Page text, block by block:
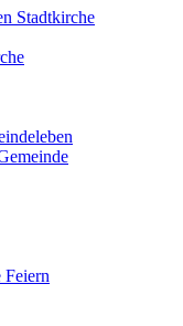
Stadtkirche
Feiern